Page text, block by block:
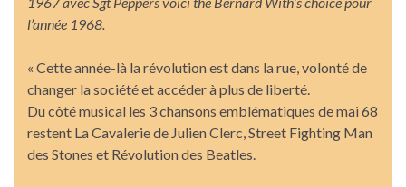
l’année 1968.
« Cette année-là la révolution est dans la rue, volonté de
changer la société et accéder à plus de liberté.
Du côté musical les 3 chansons emblématiques de mai 68
restent La Cavalerie de Julien Clerc, Street Fighting Man
des Stones et Révolution des Beatles.